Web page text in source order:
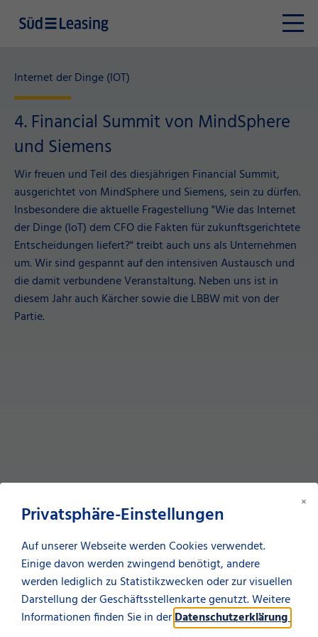
×
Privatsphäre-Einstellungen
Auf unserer Webseite werden Cookies verwendet.
Einige davon werden zwingend benötigt, andere
werden lediglich zu Statistikzwecken oder zur visuellen
Darstellung der Geschäftsstellenkarte genutzt. Weitere
Informationen finden Sie in derDatenschutzerklärung
Internet der Dinge (IOT)
4. Financial Summit von MindSphere
und Siemens
Wir freuen und Teil des diesjährigen Financial Summit,
ausgerichtet von MindSphere und Siemens, sein zu dürfen.
Insbesondere die aktuelle Fragestellung "Wie das Internet
der Dinge (IoT) dem CFO die Fakten für zukunftsgerichtete
Entscheidungen liefert?" treibt auch uns als Unternehmen
um. Wir sind gespannt auf den intensiven Austausch und
die damit verbundene Veranstaltung. Neben uns ist in
diesem Jahr auch Kärcher sowie die LBBW mit von der
Partie.
Die Veranstaltung findet am 14. Oktober 2022 sowohl
im vergangenen Jahr ausschließlich digital stattfinden,
umso schöner, dass in diesem Jahr 170 Teilnehmer die
Möglichkeit haben sich vor Ort mit uns auszutauschen.
Neben aktuellen Entwicklungen und Markttrends werden
vor allem die Praxisbeispiele im Mittelpunkt stehen.